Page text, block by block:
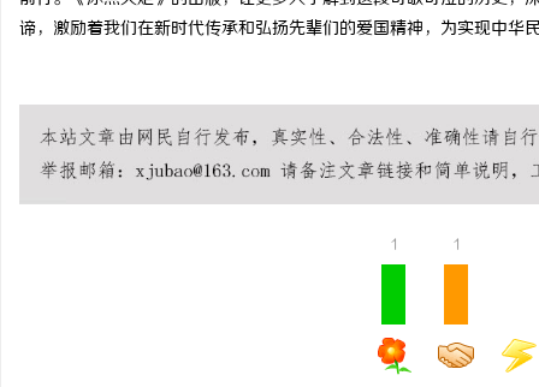
谛，激励着我们在新时代传承和弘扬先辈们的爱国精神，为实现中华
1 1